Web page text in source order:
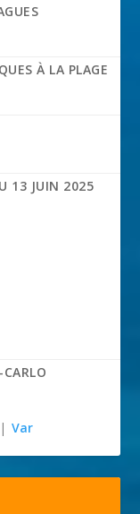
À LA PLAGE
13 JUIN 2025
| Var